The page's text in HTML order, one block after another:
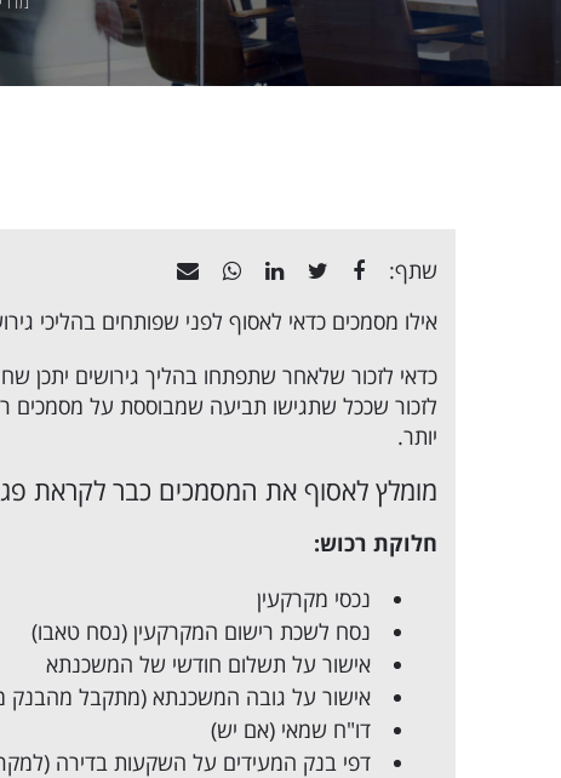
שתף:
אילו מסמכים כדאי לאסוף לפני שפותחים בהליכי
כדאי לזכור שלאחר שתפתחו בהליך גירושים יתכן
לזכור שככל שתגישו תביעה שמבוססת על מסמכים
יותר.
מומלץ לאסוף את המסמכים כבר לקראת
חלוקת רכוש:
נכסי מקרקעין
נסח לשכת רישום המקרקעין (נסח טאבו)
אישור על תשלום חודשי של המשכנתא
אישור על גובה המשכנתא (מתקבל מהבנק
דו"ח שמאי (אם יש)
דפי בנק המעידים על השקעות בדירה